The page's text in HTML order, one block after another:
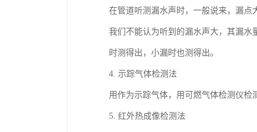
在管道听测漏水声时，一般说来，漏点
我们不能认为听到的漏水声大，其漏水
时测得出，小漏时也测得出。
4. 示踪气体检测法
用作为示踪气体，用可燃气体检测仪检
5. 红外热成像检测法